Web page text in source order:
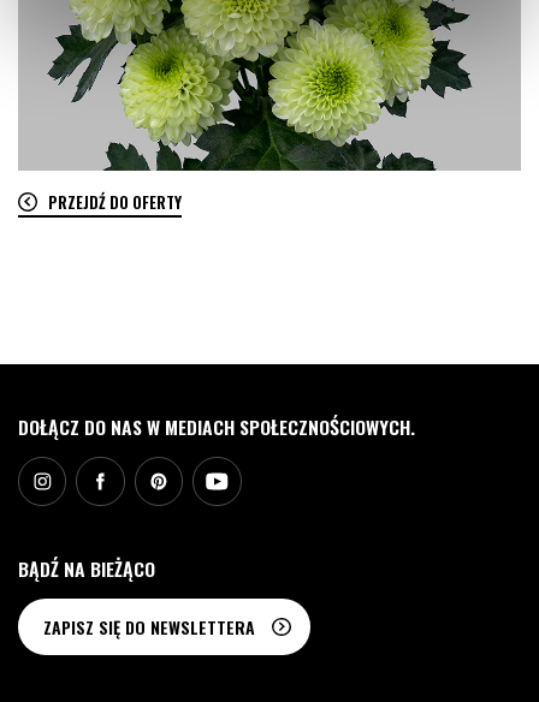
PRZEJDŹ DO OFERTY
DOŁĄCZ DO NAS W MEDIACH SPOŁECZNOŚCIOWYCH.
BĄDŹ NA BIEŻĄCO
ZAPISZ SIĘ DO NEWSLETTERA